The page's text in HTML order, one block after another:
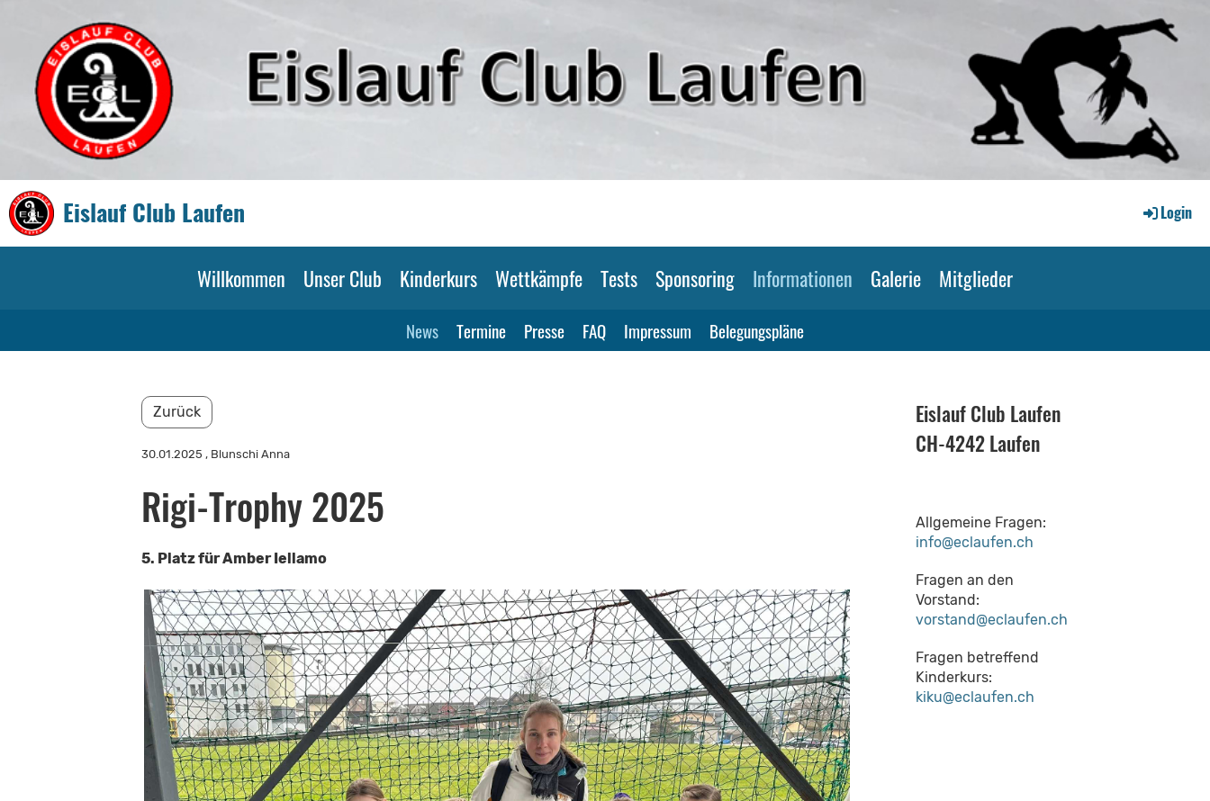
Eislauf Club Laufen Login
Willkommen Unser Club Kinderkurs Wettkämpfe Tests Sponsoring Informationen Galerie Mitglieder
News Termine Presse FAQ Impressum Belegungspläne
Zurück
30.01.2025 , Blunschi Anna
Rigi-Trophy 2025
5. Platz für Amber Iellamo
Eislauf Club Laufen
CH-4242 Laufen
Allgemeine Fragen:
info@eclaufen.ch
Fragen an den
Vorstand:
vorstand@eclaufen.ch
Fragen betreffend
Kinderkurs:
kiku@eclaufen.ch